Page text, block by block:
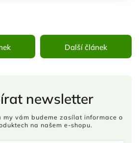
Další článek
newsletter
vám budeme zasílat informace o
na našem e-shopu.